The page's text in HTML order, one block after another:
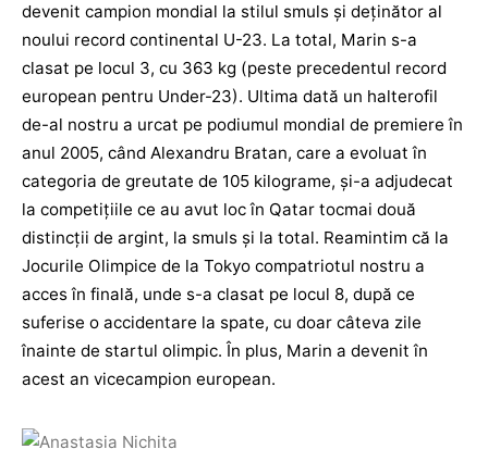
devenit campion mondial la stilul smuls și deținător al
noului record continental U-23. La total, Marin s-a
clasat pe locul 3, cu 363 kg (peste precedentul record
european pentru Under-23). Ultima dată un halterofil
de-al nostru a urcat pe podiumul mondial de premiere în
anul 2005, când Alexandru Bratan, care a evoluat în
categoria de greutate de 105 kilograme, și-a adjudecat
la competițiile ce au avut loc în Qatar tocmai două
distincții de argint, la smuls și la total. Reamintim că la
Jocurile Olimpice de la Tokyo compatriotul nostru a
acces în finală, unde s-a clasat pe locul 8, după ce
suferise o accidentare la spate, cu doar câteva zile
înainte de startul olimpic. În plus, Marin a devenit în
acest an vicecampion european.